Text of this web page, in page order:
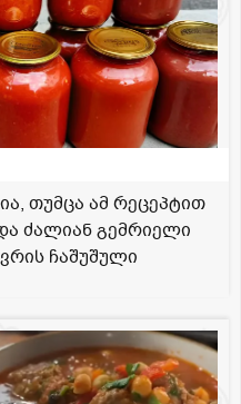
თუმცა ამ რეცეპტით
ძალიან გემრიელი
ჩაშუშული